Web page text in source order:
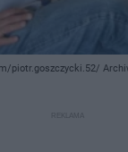
piotr.goszczycki.52/